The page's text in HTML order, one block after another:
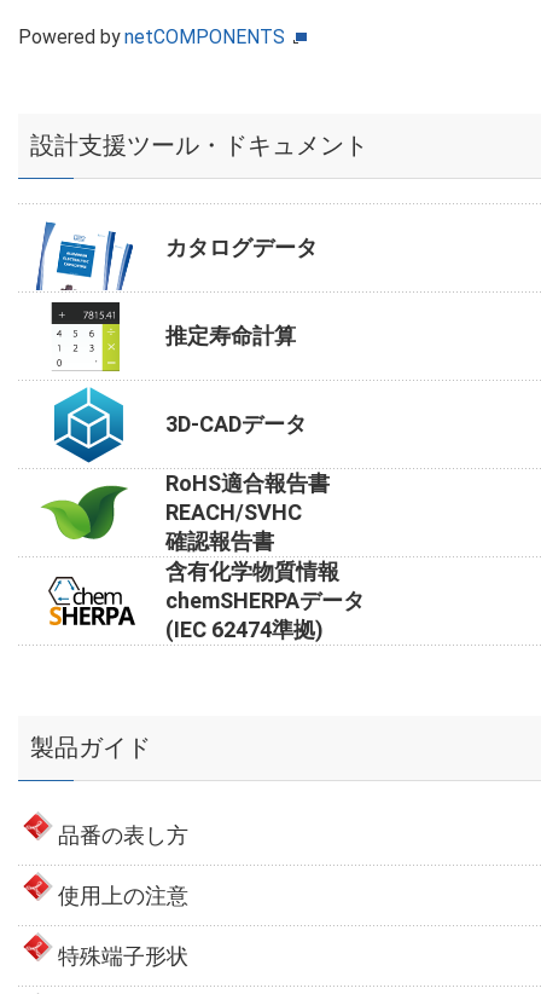
Powered bynetCOMPONENTS
設計支援ツール・ドキュメント
カタログデータ
推定寿命計算
3D-CADデータ
RoHS適合報告書
REACH/SVHC
確認報告書
含有化学物質情報
chemSHERPAデータ
(IEC 62474準拠)
製品ガイド
品番の表し方
使用上の注意
特殊端子形状